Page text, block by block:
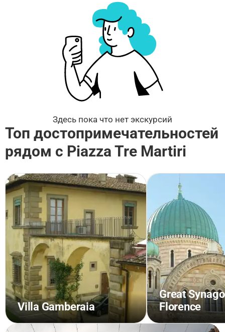
Здесь пока что нет экскурсий
Топ достопримечательностей
рядом с Piazza Tre Martiri
Villa Gamberaia
Great
Florence